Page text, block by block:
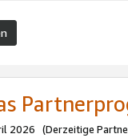
2026 (Derzeitige